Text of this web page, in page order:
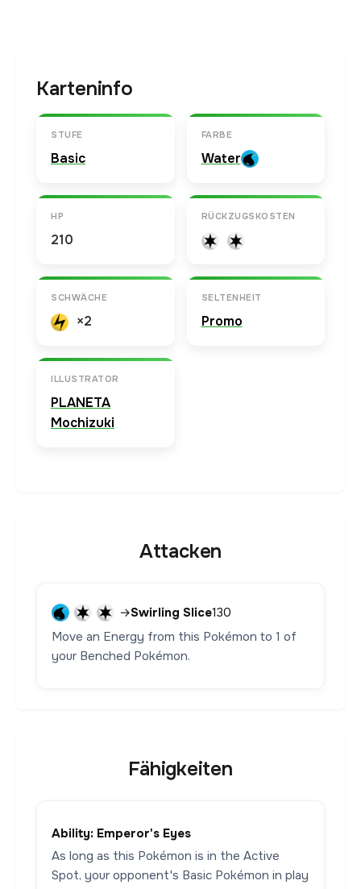
Karteninfo
STUFE
Basic
FARBE
Water
HP
210
RÜCKZUGSKOSTEN
SCHWÄCHE
×2
SELTENHEIT
Promo
ILLUSTRATOR
PLANETA
Mochizuki
Attacken
→Swirling Slice130
Move an Energy from this Pokémon to 1 of
your Benched Pokémon.
Fähigkeiten
Ability: Emperor's Eyes
As long as this Pokémon is in the Active
Spot, your opponent's Basic Pokémon in play